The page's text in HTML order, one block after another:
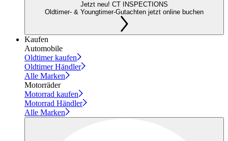
Jetzt neu! CT INSPECTIONS
Oldtimer- & Youngtimer-Gutachten jetzt online buchen
Kaufen
Automobile
Oldtimer kaufen
Oldtimer Händler
Alle Marken
Motorräder
Motorrad kaufen
Motorrad Händler
Alle Marken